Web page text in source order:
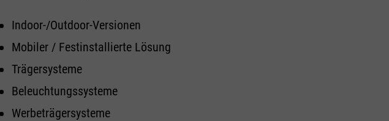
Indoor-/Outdoor-Versionen
Mobiler / Festinstallierte Lösung
Trägersysteme
Beleuchtungssysteme
Werbeträgersysteme